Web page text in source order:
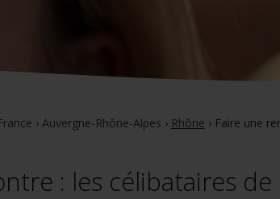
› Auvergne-Rhône-Alpes › Rhône › Faire une
: les célibataires de